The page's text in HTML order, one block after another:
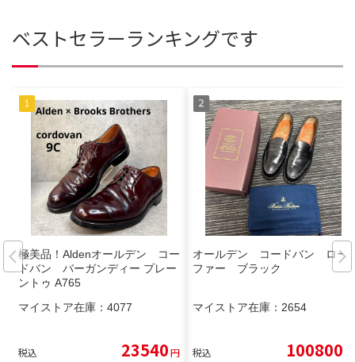
ベストセラーランキングです
極美品！Aldenオールデン コー
ドバン バーガンディー プレー
ントゥ A765
マイストア在庫： 4077
税込 23540円
オールデン コードバン ロー
ファー ブラック
マイストア在庫： 2654
税込 100800